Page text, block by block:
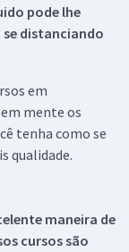
pode lhe
se distanciando
em
mente os
tenha como se
qualidade.
maneira de
cursos são